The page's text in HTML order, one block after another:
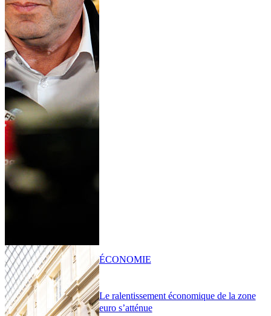
Le ralentissement économique de la zone
euro s’atténue
ÉCONOMIE